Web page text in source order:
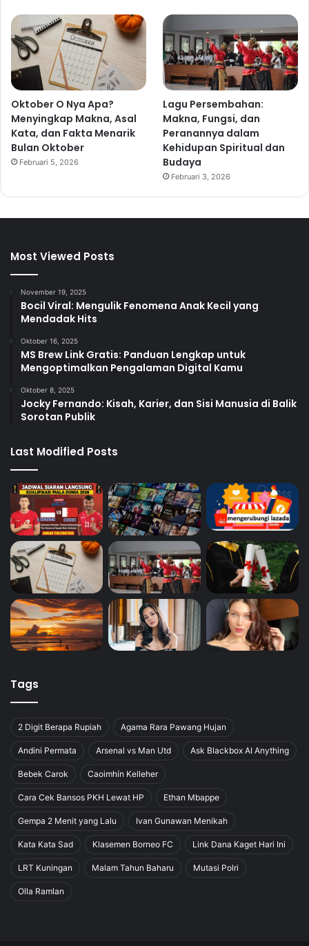
Oktober O Nya Apa?
Menyingkap Makna, Asal
Kata, dan Fakta Menarik
Bulan Oktober
Februari 5, 2026
Lagu Persembahan:
Makna, Fungsi, dan
Peranannya dalam
Kehidupan Spiritual dan
Budaya
Februari 3, 2026
Most Viewed Posts
November 19, 2025
Bocil Viral: Mengulik Fenomena Anak Kecil yang
Mendadak Hits
Oktober 16, 2025
MS Brew Link Gratis: Panduan Lengkap untuk
Mengoptimalkan Pengalaman Digital Kamu
Oktober 8, 2025
Jocky Fernando: Kisah, Karier, dan Sisi Manusia di Balik
Sorotan Publik
Last Modified Posts
Tags
2 Digit Berapa Rupiah Agama Rara Pawang Hujan
Andini Permata Arsenal vs Man Utd Ask Blackbox AI Anything
Bebek Carok Caoimhín Kelleher
Cara Cek Bansos PKH Lewat HP Ethan Mbappe
Gempa 2 Menit yang Lalu Ivan Gunawan Menikah
Kata Kata Sad Klasemen Borneo FC Link Dana Kaget Hari Ini
LRT Kuningan Malam Tahun Baharu Mutasi Polri
Olla Ramlan